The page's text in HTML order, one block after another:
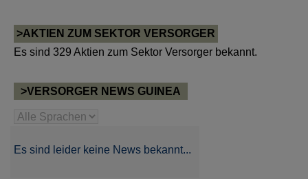
>AKTIEN ZUM SEKTOR VERSORGER
Es sind 329 Aktien zum Sektor Versorger bekannt.
>VERSORGER NEWS GUINEA
Es sind leider keine News bekannt...